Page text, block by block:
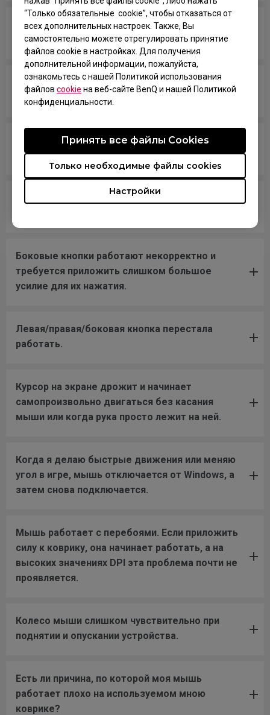
“Только обязательные cookie”, чтобы отказаться от
всех дополнительных настроек. Также, Вы
самостоятельно можете отрегулировать принятие
файлов cookie в настройках. Для получения
дополнительной информации, пожалуйста,
ознакомьтесь с нашей Политикой использования
файлов cookie на веб-сайте BenQ и нашей Политикой
конфиденциальности.
Настройки
Только необходимые файлы cookies
Принять все файлы Сookies
У меня курсор перескакивает или двигается
рывками, что делать?
Курсор движется беспорядочно или слишком
быстро по экрану.
После подключения мыши к ПК она через
некоторое время пропадает из системы.
Похоже, неисправен кабель мыши, и мышь
Боковые кнопки работают некорректно и
требуется приложить слишком большое
усилие для их нажатия.
Левая/правая/боковая кнопка перестала
работать.
Курсор на экране дрожит и начинает
самопроизвольно двигаться без касания
мыши или когда рука просто лежит на ней.
Когда я делаю быстрые движения или меняю
угол в игре, мышь отключается от Windows, а
затем снова подключается.
Мышь работает с перебоями. Если приложить
силу к коврику, она начинает работать, а на
высоких значениях DPI эта проблема почти не
проявляется.
Колесо мыши слишком чувствительно при
поднятии и опускании устройства.
Есть ли причина, по которой моя мышь
работает плохо на используемом мною
коврике?